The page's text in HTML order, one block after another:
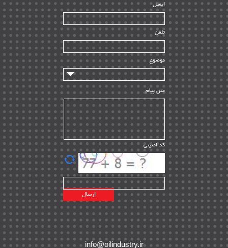
ساخت و نصب | ۱۲
راه اندازی | ۹
سازندگان و تامین کنندگان | ۱۰
تامین مالی و سرمایه گذاری | ۳۲
ماشین آلات
مدیریت پروژه
مدیریت دانش
مدیریت سازمانی و عمومی | ۲
تأمین کالا | ۱۳
EPC | ۲۰
پیمانکاران بین المللی | ۸
اطلاعات انرژی کشورها | ۱۴
پروژه های خارجی | ۱۵
نقشه های نفت و گاز خارجی | ۱۰
شرکت های نفتی | ۱۴
پلانت های فعال | ۴۰
ایمیل
تلفن
موضوع
متن پیام
کد امنیتی
info@oilindustry.ir